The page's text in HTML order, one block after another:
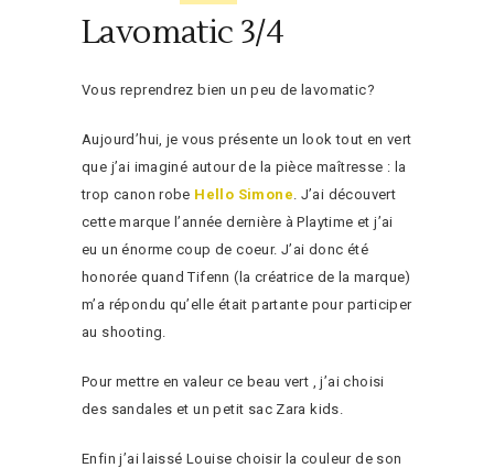
Lavomatic 3/4
Vous reprendrez bien un peu de lavomatic?
Aujourd’hui, je vous présente un look tout en vert
que j’ai imaginé autour de la pièce maîtresse : la
trop canon robe Hello Simone . J’ai découvert
cette marque l’année dernière à Playtime et j’ai
eu un énorme coup de coeur. J’ai donc été
honorée quand Tifenn (la créatrice de la marque)
m’a répondu qu’elle était partante pour participer
au shooting.
Pour mettre en valeur ce beau vert , j’ai choisi
des sandales et un petit sac Zara kids.
Enfin j’ai laissé Louise choisir la couleur de son